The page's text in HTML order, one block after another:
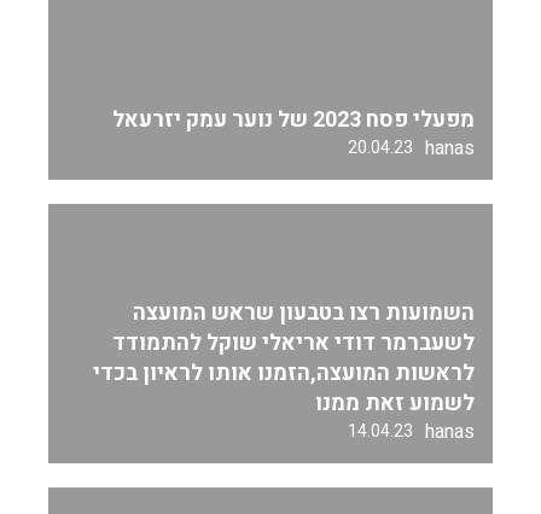
מפעלי פסח 2023 של נוער עמק יזרעאל
hanas
20.04.23
השמועות רצו בטבעון שראש המועצה
לשעברמר דודי אריאלי שוקל להתמודד
לראשות המועצה,הזמנו אותו לראיון בכדי
לשמוע זאת ממנו
hanas
14.04.23